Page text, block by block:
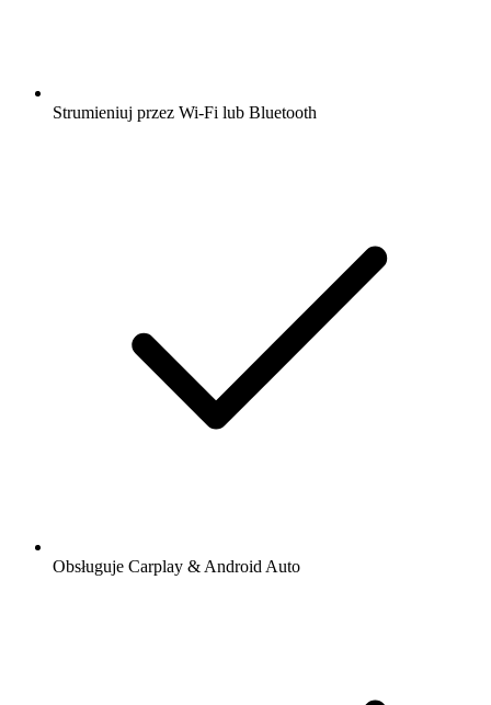
Strumieniuj przez Wi-Fi lub Bluetooth
Obsługuje Carplay & Android Auto